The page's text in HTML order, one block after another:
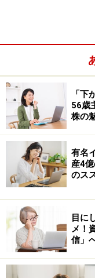
特に初心者の場合
しているときは「
やすく、下落時に
やすくなります。
スもありますので
事です。
出口を考える
い
あらかじめ「どん
う予定なのか」を
振り回されにくく
「下
56歳
株の
有名
産4
のス
目に
メ！
信」